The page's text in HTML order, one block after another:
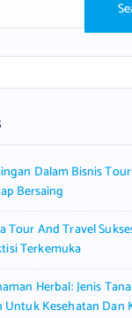
Dalam Bisnis
Bersaing
Tour And Travel
Terkemuka
Herbal: Jenis
Untuk Kesehatan Dan